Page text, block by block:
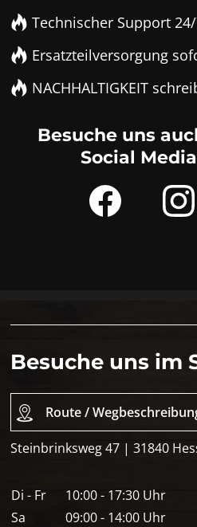
Technischer Support
Ersatzteilversorgung
NACHHALTIGKEIT
Besuche uns
Social
Besuche uns im
Route /
Steinbrinksweg 47 | 31840
Di - Fr
10:00 - 17:30 Uhr
Sa
09:00 - 14:00 Uhr